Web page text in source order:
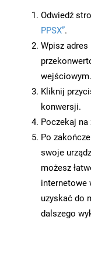
Odwiedź
PPSX”.
Wpisz
wejściowym.
Kliknij
konwersji.
Poczekaj
Po
swoje
możesz
internetowe
uzyskać do
dalszego